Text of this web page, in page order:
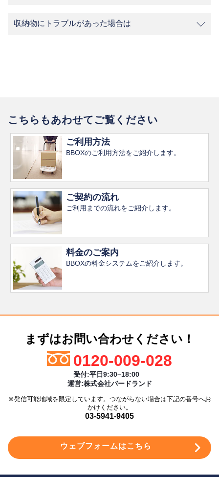
収納物にトラブルがあった場合は
こちらもあわせてご覧ください
ご利用方法
BBOXのご利用方法をご紹介します。
ご契約の流れ
ご利用までの流れをご紹介します。
料金のご案内
BBOXの料金システムをご紹介します。
まずはお問い合わせください！
0120-009-028
受付:平日9:30−18:00
運営:株式会社バードランド
※発信可能地域を限定しています。つながらない場合は下記の番号へお
かけください。
03-5941-9405
ウェブフォームはこちら